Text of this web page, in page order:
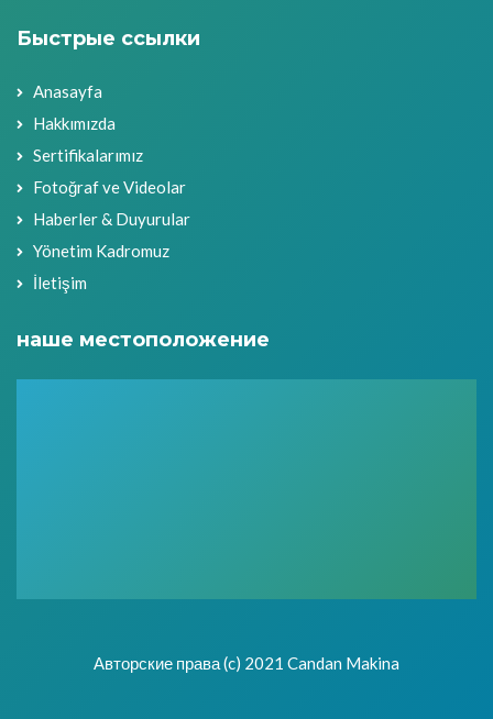
Быстрые ссылки
Anasayfa
Hakkımızda
Sertifikalarımız
Fotoğraf ve Videolar
Haberler & Duyurular
Yönetim Kadromuz
İletişim
наше местоположение
Авторские права (c) 2021 Candan Makina